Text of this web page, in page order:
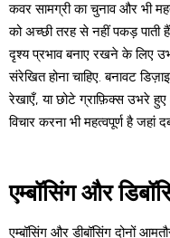
कवर सामग्री का चुनाव और भी
को अच्छी तरह से नहीं पकड़
दृश्य प्रभाव बनाए रखने के लिए
संरेखित होना चाहिए. बनावट
रेखाएँ, या छोटे ग्राफ़िक्स उभरे हुए
विचार करना भी महत्वपूर्ण है जहां
एम्बॉसिंग और
एम्बॉसिंग और डीबॉसिंग दोनों